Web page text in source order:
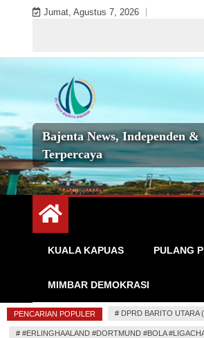
Jumat, Agustus 7, 2026
Bajenta News, Independen &
Terpercaya
KUALA KAPUAS PULANG
MIMBAR DEMOKRASI
PENCARIAN POPULER # DPRD BARITO UTARA
# #ERLINGHAALAND #DORTMUND #BOLA